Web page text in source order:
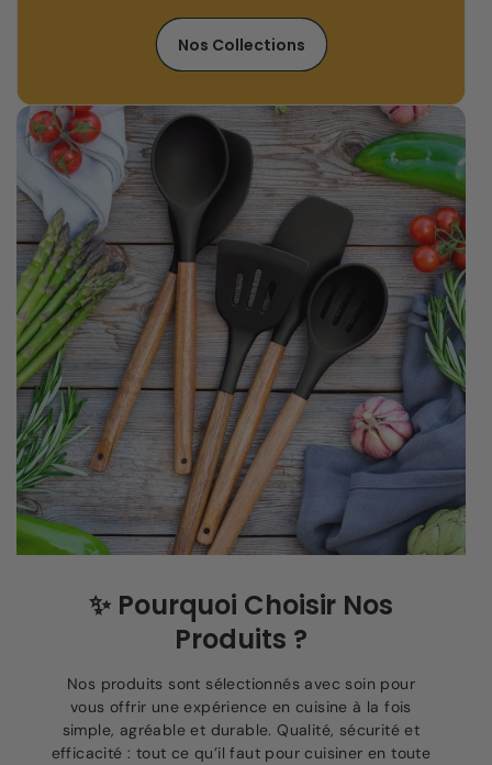
Nos Collections
✨ Pourquoi Choisir Nos
Produits ?
Nos produits sont sélectionnés avec soin pour
vous offrir une expérience en cuisine à la fois
simple, agréable et durable. Qualité, sécurité et
efficacité : tout ce qu’il faut pour cuisiner en toute